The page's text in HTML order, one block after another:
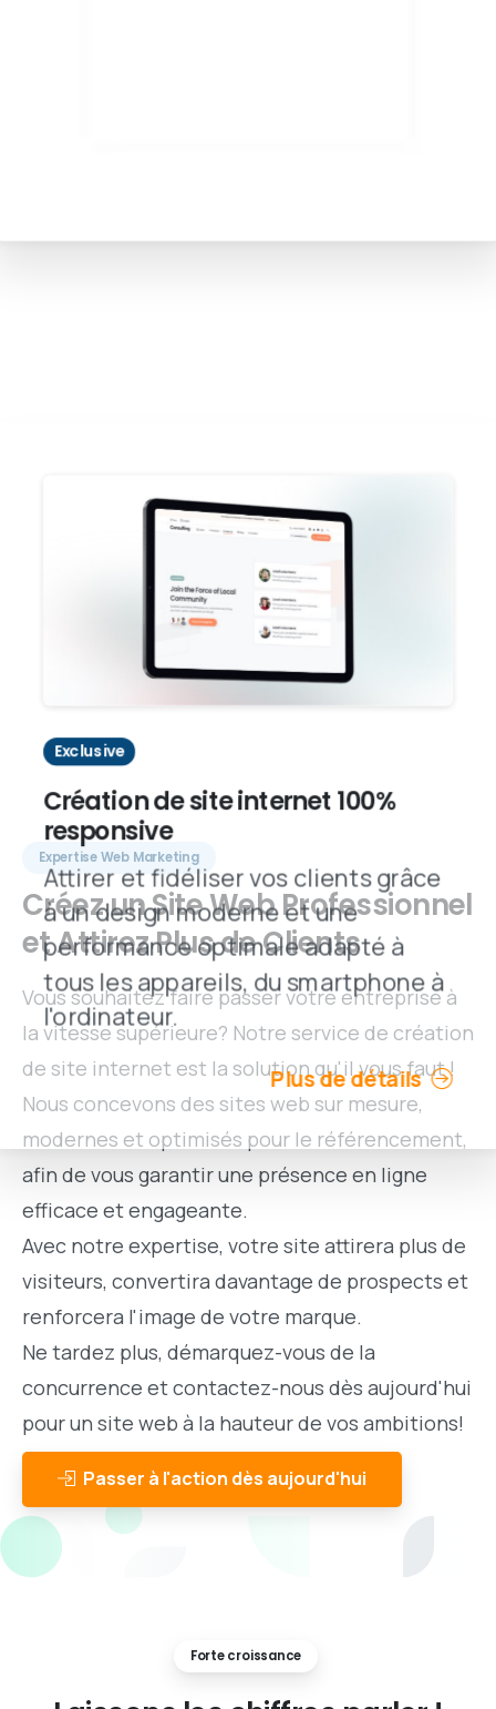
Exclusive
Création de site internet 100%
responsive
Attirer et fidéliser vos clients grâce
à un design moderne et une
performance optimale adapté à
tous les appareils, du smartphone à
l'ordinateur.
Plus de détails
Expertise Web Marketing
CréezunSiteWeb Professionnel
etAttirezPlusdeClients
Vous souhaitez faire passer votre entreprise à
la vitesse supérieure? Notre service de création
de site internet est la solution qu'il vous faut !
Nous concevons des sites web sur mesure,
modernes et optimisés pour le référencement,
afin de vous garantir une présence en ligne
efficace et engageante.
Avec notre expertise, votre site attirera plus de
visiteurs, convertira davantage de prospects et
renforcera l'image de votre marque.
Ne tardez plus, démarquez-vous de la
concurrence et contactez-nous dès aujourd'hui
pour un site web à la hauteur de vos ambitions!
Passer à l'action dès aujourd'hui
Forte croissance